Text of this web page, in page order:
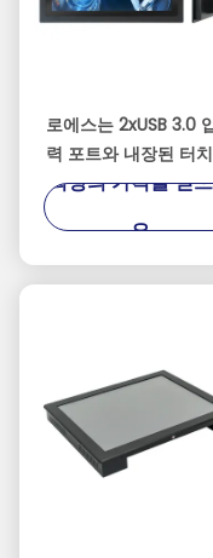
로에스는 2xUSB 3.0
력 포트와 내장된 터치
널 PC를 증명했습니
최상의 가격을 얻
요